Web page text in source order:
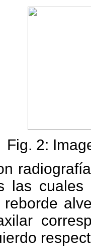
Fig. 2:
las
reborde